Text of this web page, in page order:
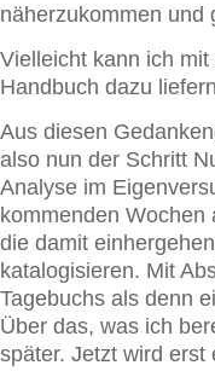
näherzukommen und
Vielleicht kann ich
Handbuch dazu
Aus diesen
also nun der Schritt
Analyse im
kommenden Wochen
die damit
katalogisieren. Mit
Tagebuchs als denn
Über das, was ich
später. Jetzt wird erst